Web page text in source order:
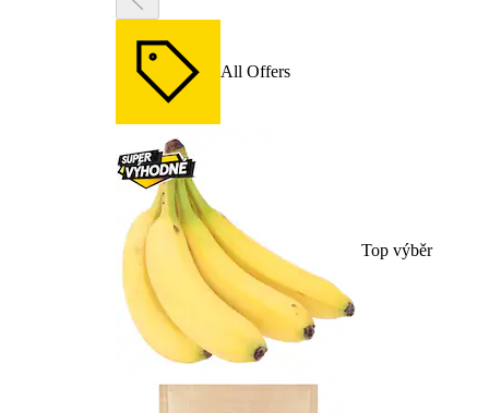
All Offers
Top výběr